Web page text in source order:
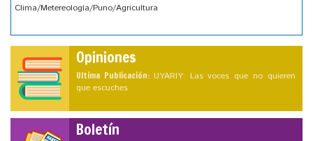
Clima/Metereología/Puno/Agricultura
Opiniones
Ultima Publicación: UYARIY: Las voces que no quieren
que escuches
Boletín